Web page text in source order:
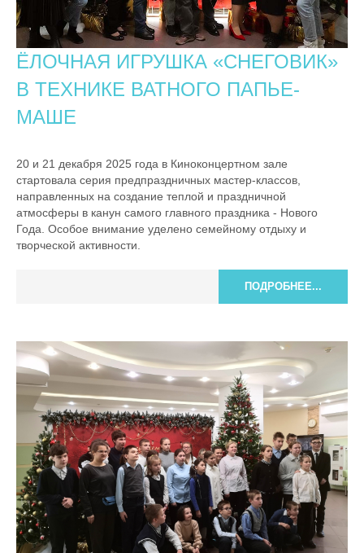
ЁЛОЧНАЯ ИГРУШКА «СНЕГОВИК»
В ТЕХНИКЕ ВАТНОГО ПАПЬЕ-
МАШЕ
20 и 21 декабря 2025 года в Киноконцертном зале
стартовала серия предпраздничных мастер-классов,
направленных на создание теплой и праздничной
атмосферы в канун самого главного праздника - Нового
Года. Особое внимание уделено семейному отдыху и
творческой активности.
ПОДРОБНЕЕ...